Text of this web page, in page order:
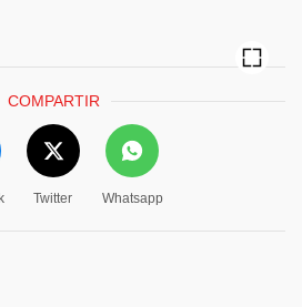
COMPARTIR
Twitter Whatsapp